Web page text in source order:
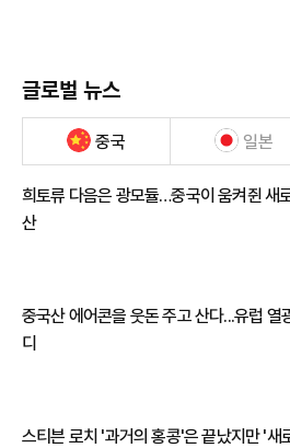
글로벌 뉴스
중국 일본
희토류 다음은 광모듈…중국이 움켜쥔 새
산
중국산 에어콘을 웃돈 주고 산다...유럽 열
디
스티븐 로치 '과거의 홍콩'은 끝났지만 '새